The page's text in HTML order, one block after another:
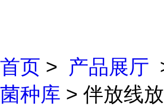
首页 > 产品展厅
菌种库 > 伴放线